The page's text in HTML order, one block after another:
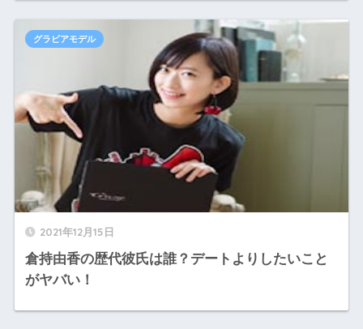
2021年12月15日
倉持由香の歴代彼氏は誰？デートよりしたいこと
がヤバい！
グラビアモデル